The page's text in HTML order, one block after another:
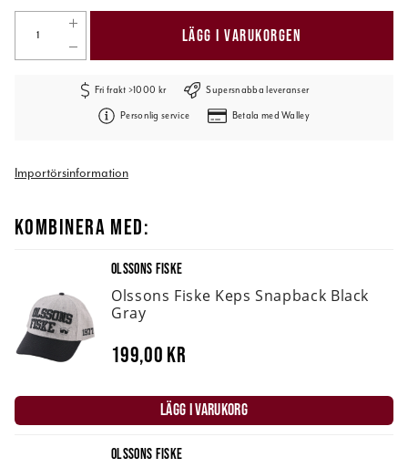
LÄGG I VARUKORGEN
Fri frakt >1000 kr Supersnabba leveranser
Personlig service Betala med Walley
Importörsinformation
KOMBINERA MED:
OLSSONS FISKE
Olssons Fiske Keps Snapback Black
Gray
199,00 kr
LÄGG I VARUKORG
OLSSONS FISKE